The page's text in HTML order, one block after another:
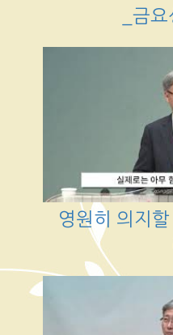
_금
영원히 의지